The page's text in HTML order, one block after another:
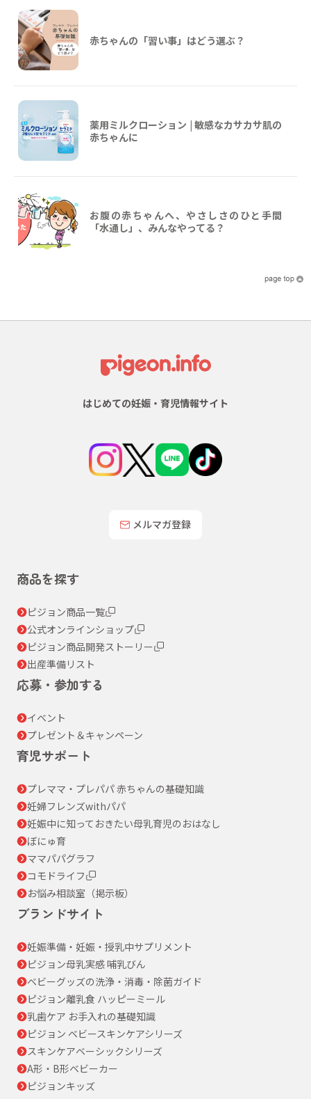
赤ちゃんの「習い事」はどう選ぶ？
薬用ミルクローション | 敏感なカサカサ肌の
赤ちゃんに
お腹の赤ちゃんへ、やさしさのひと手間
「水通し」、みんなやってる？
はじめての妊娠・育児情報サイト
メルマガ登録
商品を探す
ピジョン商品一覧
公式オンラインショップ
ピジョン商品開発ストーリー
出産準備リスト
応募・参加する
イベント
プレゼント＆キャンペーン
育児サポート
プレママ・プレパパ 赤ちゃんの基礎知識
妊婦フレンズwithパパ
妊娠中に知っておきたい母乳育児のおはなし
ぼにゅ育
ママパパグラフ
コモドライフ
お悩み相談室（掲示板）
ブランドサイト
妊娠準備・妊娠・授乳中サプリメント
ピジョン母乳実感 哺乳びん
ベビーグッズの洗浄・消毒・除菌ガイド
ピジョン離乳食 ハッピーミール
乳歯ケア お手入れの基礎知識
ピジョン ベビースキンケアシリーズ
スキンケアベーシックシリーズ
A形・B形ベビーカー
ピジョンキッズ